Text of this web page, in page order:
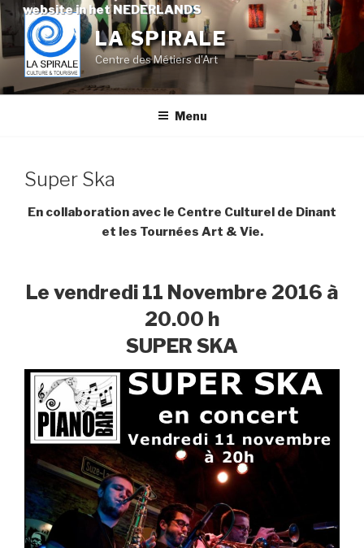
website in het NEDERLANDS
Skip
to
content
LA SPIRALE
Centre des Métiers d'Art
Menu
Super Ska
En collaboration avec le Centre Culturel de Dinant
et les Tournées Art & Vie.
Le vendredi 11 Novembre 2016 à
20.00 h
SUPER SKA